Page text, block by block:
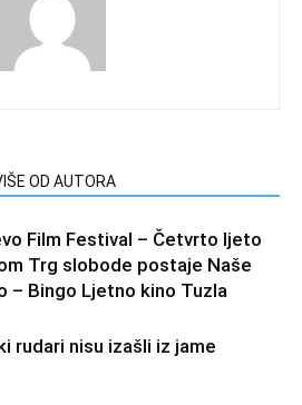
OD AUTORA
Film Festival – Četvrto ljeto
Trg slobode postaje Naše
– Bingo Ljetno kino Tuzla
rudari nisu izašli iz jame